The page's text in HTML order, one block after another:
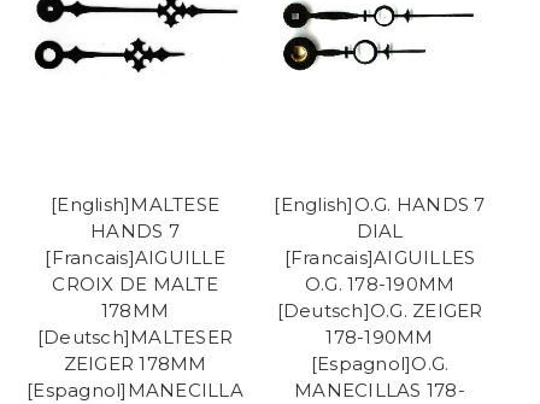
[English]MALTESE
HANDS 7
[Francais]AIGUILLE
CROIX DE MALTE
178MM
[Deutsch]MALTESER
ZEIGER 178MM
[Espagnol]MANECILLA
[English]O.G. HANDS 7
DIAL
[Francais]AIGUILLES
O.G. 178-190MM
[Deutsch]O.G. ZEIGER
178-190MM
[Espagnol]O.G.
MANECILLAS 178-